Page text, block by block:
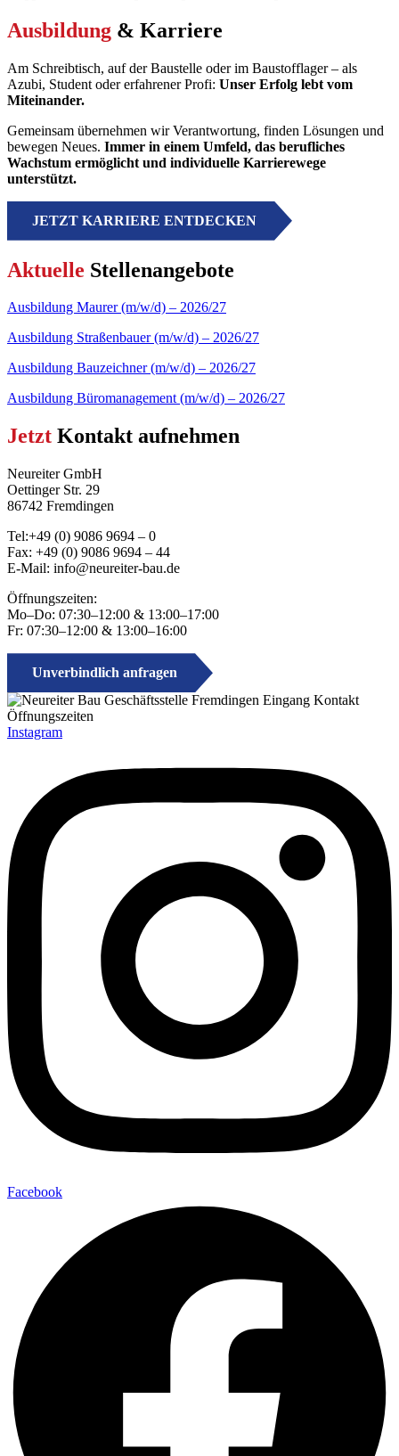
Ausbildung & Karriere
Am Schreibtisch, auf der Baustelle oder im Baustofflager – als
Azubi, Student oder erfahrener Profi: Unser Erfolg lebt vom
Miteinander.
Gemeinsam übernehmen wir Verantwortung, finden Lösungen und
bewegen Neues. Immer in einem Umfeld, das berufliches
Wachstum ermöglicht und individuelle Karrierewege
unterstützt.
JETZT KARRIERE ENTDECKEN
Aktuelle Stellenangebote
Ausbildung Maurer (m/w/d) – 2026/27
Ausbildung Straßenbauer (m/w/d) – 2026/27
Ausbildung Bauzeichner (m/w/d) – 2026/27
Ausbildung Büromanagement (m/w/d) – 2026/27
Jetzt Kontakt aufnehmen
Neureiter GmbH
Oettinger Str. 29
86742 Fremdingen
Tel:+49 (0) 9086 9694 – 0
Fax: +49 (0) 9086 9694 – 44
E-Mail: info@neureiter-bau.de
Öffnungszeiten:
Mo–Do: 07:30–12:00 & 13:00–17:00
Fr: 07:30–12:00 & 13:00–16:00
Unverbindlich anfragen
Instagram
Facebook